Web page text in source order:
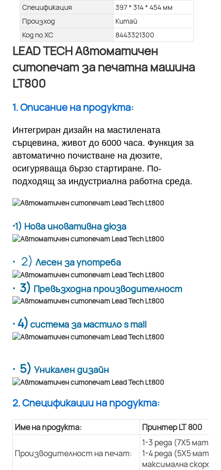
Спецификация
397 * 314 * 454 мм
Произход
Китай
Код по ХС
8443321300
LEAD TECH Автоматичен
ситопечат за печатна машина
LT800
1. Описание на продукта:
Интегриран дизайн на мастилената
сърцевина, живот до 6000 часа. Функция за
автоматично почистване на дюзите,
осигуряваща бързо стартиране. По-
подходящ за индустриална работна среда.
·1) Нова иновативна дюза
· 2) Лесен за употреба
· 3) Превъзходна производителност
· 4) система за мастило s mall
· 5) Уникален дизайн
2. Спецификации на продукта:
Име на продукта: Принтер LT 800
Производителност на печат:
1-3 реда (7X5
1-4 реда (5X5
максимална